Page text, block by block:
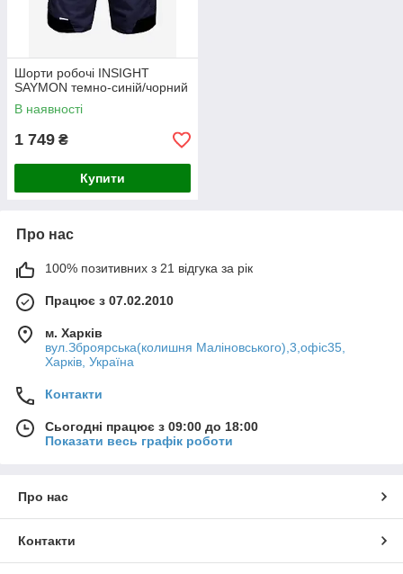
Шорти робочі INSIGHT
SAYMON темно-синій/чорний
В наявності
1 749 ₴
Купити
Про нас
100% позитивних з 21 відгука за рік
Працює з 07.02.2010
м. Харків
вул.Зброярська(колишня Маліновського),3,офіс35,
Харків, Україна
Контакти
Сьогодні працює з 09:00 до 18:00
Показати весь графік роботи
Про нас
Контакти